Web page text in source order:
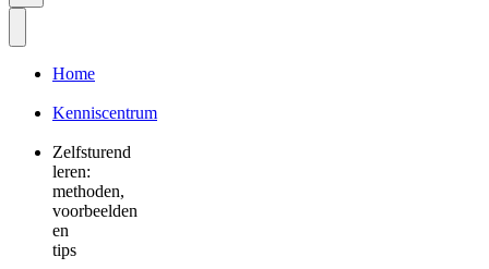
Home
Kenniscentrum
Zelfsturend
leren:
methoden,
voorbeelden
en
tips